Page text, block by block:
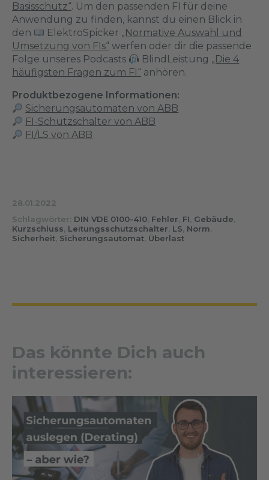
Basisschutz“. Um den passenden FI für deine
Anwendung zu finden, kannst du einen Blick in
den
ElektroSpicker „Normative Auswahl und
Umsetzung von FIs“ werfen oder dir die passende
Folge unseres Podcasts
BlindLeistung „Die 4
häufigsten Fragen zum FI“ anhören.
Produktbezogene Informationen:
Sicherungsautomaten von ABB
FI-Schutzschalter von ABB
FI/LS von ABB
28.01.2022
Schlagwörter: DIN VDE 0100-410, Fehler, FI, Gebäude,
Kurzschluss, Leitungsschutzschalter, LS, Norm,
Sicherheit, Sicherungsautomat, Überlast
Das könnte Dich auch
interessieren: